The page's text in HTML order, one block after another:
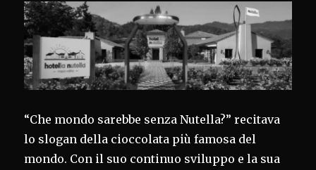
“Che mondo sarebbe senza Nutella?” recitava
lo slogan della cioccolata più famosa del
mondo. Con il suo continuo sviluppo e la sua